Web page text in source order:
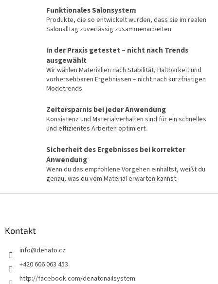
r
e
l
e
e
t
e
r
L
i
e
u
n
g
Funktionales Salonsystem
Produkte, die so entwickelt wurden, dass sie im realen
Salonalltag zuverlässig zusammenarbeiten.
In der Praxis getestet – nicht nach Trends
ausgewählt
Wir wählen Materialien nach Stabilität, Haltbarkeit und
vorhersehbaren Ergebnissen – nicht nach kurzfristigen
Modetrends.
Zeitersparnis bei jeder Anwendung
Konsistenz und Materialverhalten sind für ein schnelles
und effizientes Arbeiten optimiert.
Sicherheit des Ergebnisses bei korrekter
Anwendung
Wenn du das empfohlene Vorgehen einhältst, weißt du
genau, was du vom Material erwarten kannst.
Kontakt
info@denato.cz
+420 606 063 453
http://facebook.com/denatonailsystem